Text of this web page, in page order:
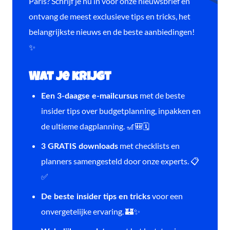
ontvang de meest exclusieve tips en tricks, het
belangrijkste nieuws en de beste aanbiedingen!
✨
Wat je krijgt
Een 3-daagse e-mailcursus met de beste
insider tips over budgetplanning, inpakken en
de ultieme dagplanning. 🎢🎒🗓️
3 GRATIS downloads met checklists en
planners samengesteld door onze experts. 📋
✅
De beste insider tips en tricksvoor een
onvergetelijke ervaring. 🏰✨